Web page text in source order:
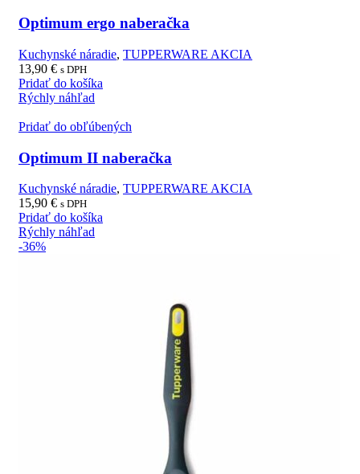
Optimum ergo naberačka
Kuchynské náradie, TUPPERWARE AKCIA
13,90 € s DPH
Pridať do košíka
Rýchly náhľad
Pridať do obľúbených
Optimum II naberačka
Kuchynské náradie, TUPPERWARE AKCIA
15,90 € s DPH
Pridať do košíka
Rýchly náhľad
-36%